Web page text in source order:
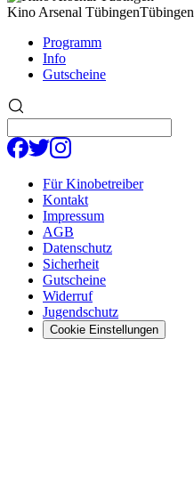
Kino Arsenal TübingenTübingen
Programm
Info
Gutscheine
Für Kinobetreiber
Kontakt
Impressum
AGB
Datenschutz
Sicherheit
Gutscheine
Widerruf
Jugendschutz
Cookie Einstellungen